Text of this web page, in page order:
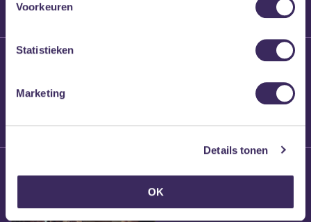
Voorkeuren
Statistieken
Marketing
Details tonen
OK
Brennt Vanneste
Willem’s Blog: Ão